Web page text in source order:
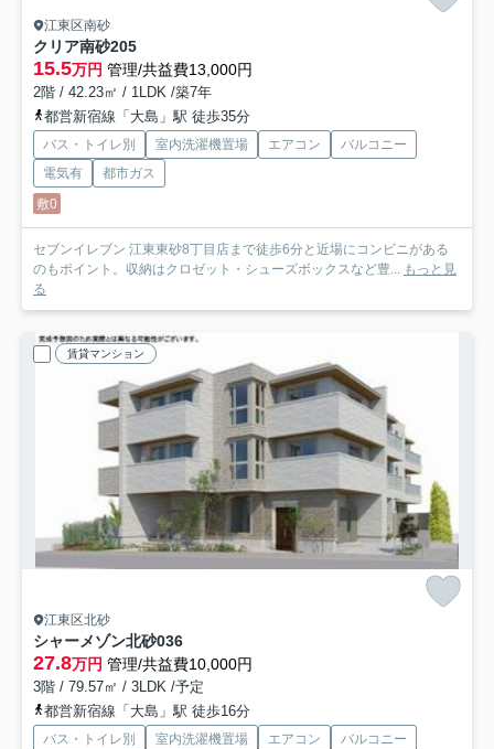
江東区南砂
クリア南砂205
15.5万円 管理/共益費13,000円
2階 / 42.23㎡ / 1LDK /築7年
都営新宿線「大島」駅 徒歩35分
バス・トイレ別 室内洗濯機置場 エアコン
バルコニー
電気有
都市ガス
敷0
セブンイレブン 江東東砂8丁目店まで徒歩6分と近場にコンビニがある
のもポイント。収納はクロゼット・シューズボックスなど豊... もっと見
る
賃貸マンション
江東区北砂
シャーメゾン北砂036
27.8万円 管理/共益費10,000円
3階 / 79.57㎡ / 3LDK /予定
都営新宿線「大島」駅 徒歩16分
バス・トイレ別 室内洗濯機置場 エアコン
バルコニー